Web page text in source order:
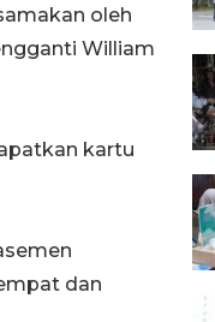
oleh
William
kartu
dan